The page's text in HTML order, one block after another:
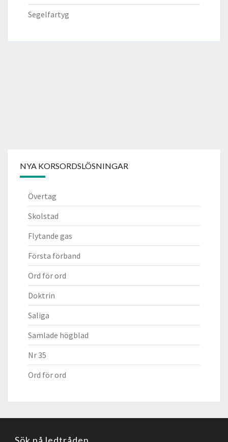
Segelfartyg
NYA KORSORDSLÖSNINGAR
Övertag
Skolstad
Flytande gas
Första förband
Ord för ord
Doktrin
Saliga
Samlade högblad
Nr 35
Ord för ord